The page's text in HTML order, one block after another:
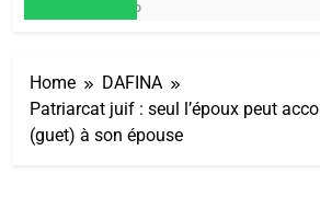
Home
DAFINA
Patriarcat juif : seul l’époux peut
(guet) à son épouse